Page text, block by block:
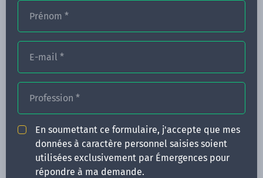
Prénom *
E-mail *
Profession *
En soumettant ce formulaire, j'accepte que mes
données à caractère personnel saisies soient
utilisées exclusivement par Émergences pour
répondre à ma demande.
CONGRÈS
ACTUALITÉS
INFOS PRATIQUES
Qui sommes-nous ?
CONTACT